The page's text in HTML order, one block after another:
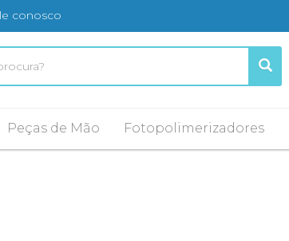
conosco
Peças de Mão Fotopolimerizadores